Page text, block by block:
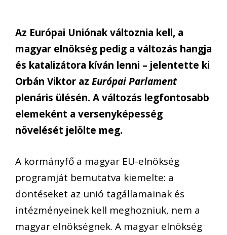
Az Európai Uniónak változnia kell, a
magyar elnökség pedig a változás hangja
és katalizátora kíván lenni – jelentette ki
Orbán Viktor az Európai Parlament
plenáris ülésén. A változás legfontosabb
elemeként a versenyképesség
növelését jelölte meg.
A kormányfő a magyar EU-elnökség
programját bemutatva kiemelte: a
döntéseket az unió tagállamainak és
intézményeinek kell meghozniuk, nem a
magyar elnökségnek. A magyar elnökség